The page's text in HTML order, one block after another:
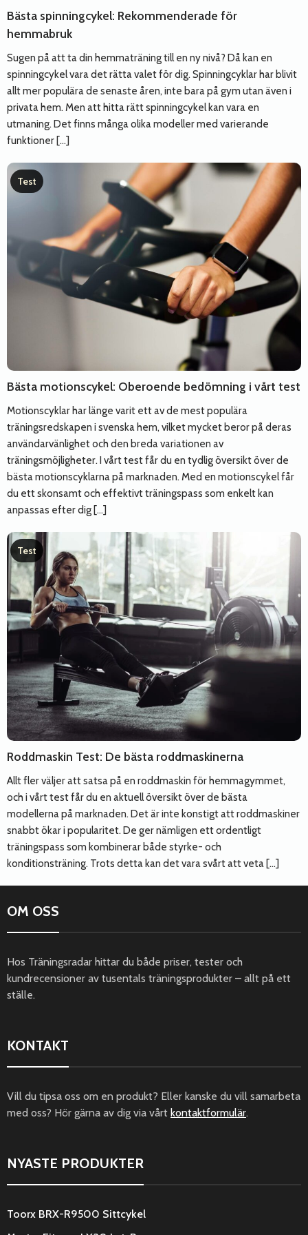
Bästa spinningcykel: Rekommenderade för
hemmabruk
Sugen på att ta din hemmaträning till en ny nivå? Då kan en
spinningcykel vara det rätta valet för dig. Spinningcyklar har blivit
allt mer populära de senaste åren, inte bara på gym utan även i
privata hem. Men att hitta rätt spinningcykel kan vara en
utmaning. Det finns många olika modeller med varierande
funktioner […]
Bästa motionscykel: Oberoende bedömning i vårt test
Motionscyklar har länge varit ett av de mest populära
träningsredskapen i svenska hem, vilket mycket beror på deras
användarvänlighet och den breda variationen av
träningsmöjligheter. I vårt test får du en tydlig översikt över de
bästa motionscyklarna på marknaden. Med en motionscykel får
du ett skonsamt och effektivt träningspass som enkelt kan
anpassas efter dig […]
Test
Roddmaskin Test: De bästa roddmaskinerna
Allt fler väljer att satsa på en roddmaskin för hemmagymmet,
och i vårt test får du en aktuell översikt över de bästa
modellerna på marknaden. Det är inte konstigt att roddmaskiner
snabbt ökar i popularitet. De ger nämligen ett ordentligt
träningspass som kombinerar både styrke- och
konditionsträning. Trots detta kan det vara svårt att veta […]
Test
OM OSS
Hos Träningsradar hittar du både priser, tester och
kundrecensioner av tusentals träningsprodukter – allt på ett
ställe.
KONTAKT
Vill du tipsa oss om en produkt? Eller kanske du vill samarbeta
med oss? Hör gärna av dig via vårt kontaktformulär.
NYASTE PRODUKTER
Toorx BRX-R9500 Sittcykel